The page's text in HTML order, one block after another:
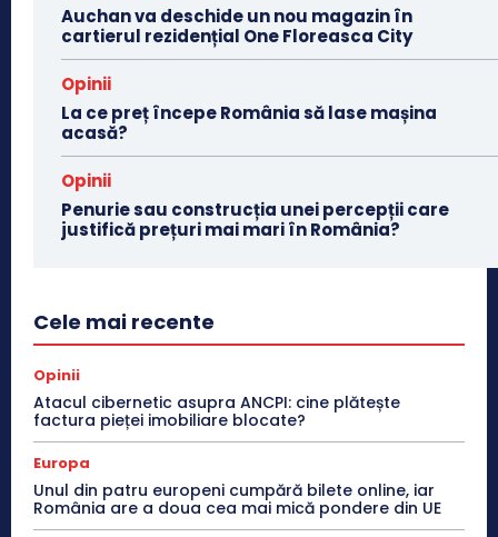
Auchan va deschide un nou magazin în
cartierul rezidențial One Floreasca City
Opinii
La ce preț începe România să lase mașina
acasă?
Opinii
Penurie sau construcția unei percepții care
justifică prețuri mai mari în România?
Cele mai recente
Opinii
Atacul cibernetic asupra ANCPI: cine plătește
factura pieței imobiliare blocate?
Europa
Unul din patru europeni cumpără bilete online, iar
România are a doua cea mai mică pondere din UE